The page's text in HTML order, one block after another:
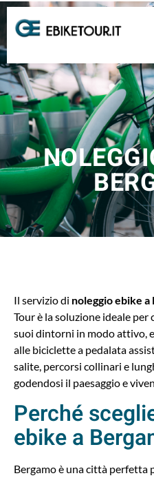
Il servizio di noleggio ebike a
Tour è la soluzione ideale
suoi dintorni in modo attivo,
alle biciclette a pedalata
salite, percorsi collinari e
godendosi il paesaggio e
Perché
ebike a
Bergamo è una città perfetta